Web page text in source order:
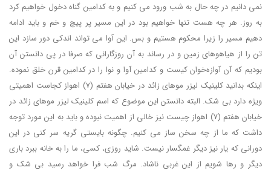
نمی دانیم در چه حال به شب ورود می کنیم و به کدامین گناه دخول خواهیم کرد
به روز. هر چه هست تنها خواهیم بود در این مسیر پر پیچ و خم و باید ادامه
دهیم مسیر را زیرا محکوم هستیم و بس. این آوا می تواند اندکی دور سازد این
تن را از هیاهوهای زمین و در رساند به آن روزگارانی که صرفا در پی دانستن آن
بودیم که آن آوازه‌خوان کیست و کدامین آوا و نوا را در کدامین قرن خلق نموده.
اینکه بدانید کلینیک لیزر موهای زائد در خیابان هفتم (7) اهواز کجاست اهمیتی
ویژه دارد بی شک. البته دانستن این موضوع که اسم کلینیک لیزر موهای زائد در
خیابان هفتم (7) اهواز چیست نیز خالی از اهمیت نبوده و باید به این مورد توجه
داشت که ما از چه سخن ساز می کنیم. چگونه بایستی گریه سر کنی در این
دورانی که یار نیز دیگر غمگسار نیست. شاید روزی، کسی، ما را به خانه ببرد باری
دیگر و رها شویم از این غربی ناشاد. مرگ شب فرا خواهد رسید بی شک و